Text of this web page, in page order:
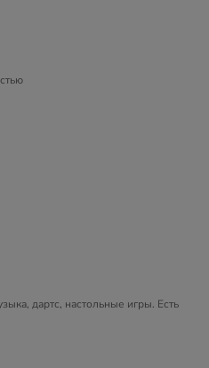
дартс, настольные игры. Есть